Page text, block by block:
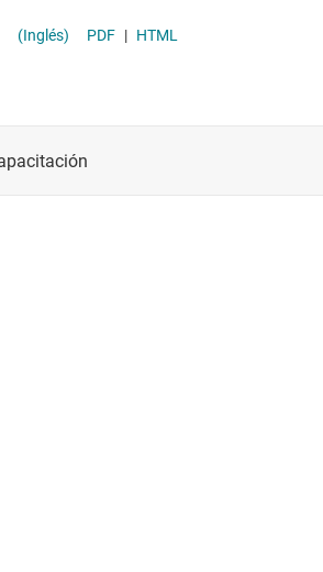
(Inglés) PDF | HTML